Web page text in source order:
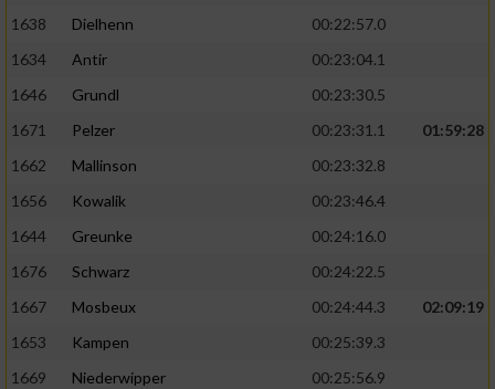
1638
Dielhenn
00:22:57.0
1634
Antir
00:23:04.1
1646
Grundl
00:23:30.5
1671
Pelzer 00:23:31.1
01:59:28
1662
Mallinson
00:23:32.8
1656
Kowalik
00:23:46.4
1644
Greunke
00:24:16.0
1676
Schwarz
00:24:22.5
1667
Mosbeux 00:24:44.3
02:09:19
1653
Kampen
00:25:39.3
1669
Niederwipper
00:25:56.9